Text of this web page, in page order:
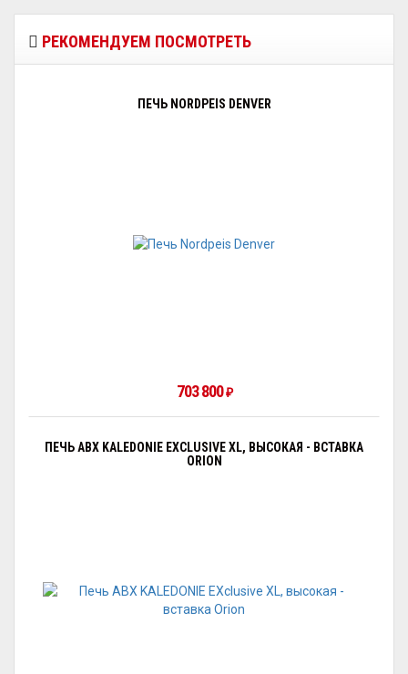
РЕКОМЕНДУЕМ ПОСМОТРЕТЬ
ПЕЧЬ NORDPEIS DENVER
703 800 ₽
ПЕЧЬ ABX KALEDONIE EXCLUSIVE XL, ВЫСОКАЯ - ВСТАВКА
ORION